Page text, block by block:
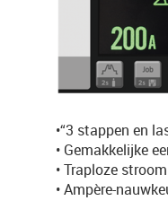
•“3 stappen en
• Gemakkelijke
• Traploze
• Ampère-